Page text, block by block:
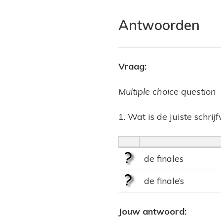
Antwoorden
Vraag:
Multiple choice question
1. Wat is de juiste
de finales
de finale’s
Jouw antwoord: